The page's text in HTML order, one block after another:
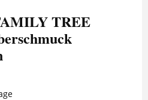
TREE